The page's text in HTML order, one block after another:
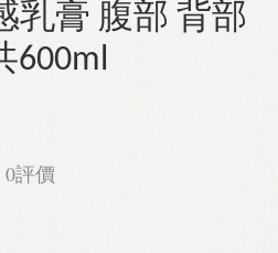
乳膏 腹部 背部
600ml
0評價